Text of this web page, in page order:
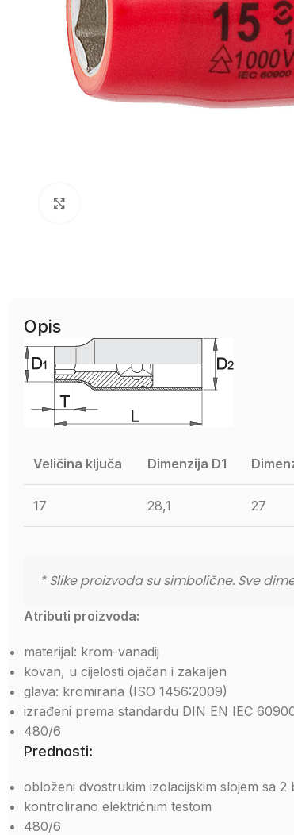
Opis
Veličina ključa Dimenzija D1
17 28,1 27
* Slike proizvoda su simbolične. Sve
Atributi proizvoda:
materijal: krom-vanadij
kovan, u cijelosti ojačan i zakaljen
glava: kromirana (ISO 1456:2009)
izrađeni prema standardu DIN EN IEC
480/6
Prednosti:
obloženi dvostrukim izolacijskim slojem sa
kontrolirano električnim testom
480/6